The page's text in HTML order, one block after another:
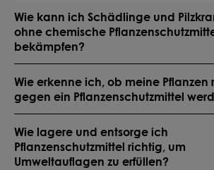
Wie kann ich Schädlinge und
ohne chemische
bekämpfen?
Wie erkenne ich, ob meine Pflanzen
gegen ein Pflanzenschutzmittel
Wie lagere und entsorge ich
Pflanzenschutzmittel richtig, um
Umweltauflagen zu erfüllen?